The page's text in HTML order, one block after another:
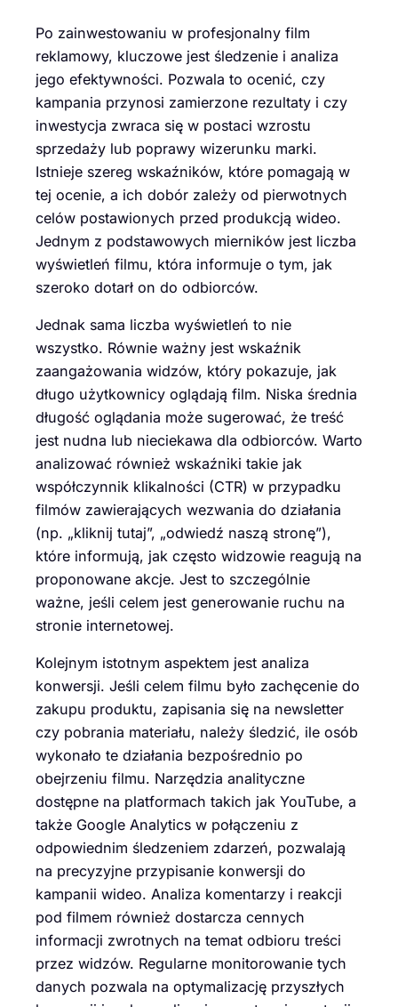
Po zainwestowaniu w profesjonalny film
reklamowy, kluczowe jest śledzenie i analiza
jego efektywności. Pozwala to ocenić, czy
kampania przynosi zamierzone rezultaty i czy
inwestycja zwraca się w postaci wzrostu
sprzedaży lub poprawy wizerunku marki.
Istnieje szereg wskaźników, które pomagają w
tej ocenie, a ich dobór zależy od pierwotnych
celów postawionych przed produkcją wideo.
Jednym z podstawowych mierników jest liczba
wyświetleń filmu, która informuje o tym, jak
szeroko dotarł on do odbiorców.
Jednak sama liczba wyświetleń to nie
wszystko. Równie ważny jest wskaźnik
zaangażowania widzów, który pokazuje, jak
długo użytkownicy oglądają film. Niska średnia
długość oglądania może sugerować, że treść
jest nudna lub nieciekawa dla odbiorców. Warto
analizować również wskaźniki takie jak
współczynnik klikalności (CTR) w przypadku
filmów zawierających wezwania do działania
(np. „kliknij tutaj”, „odwiedź naszą stronę”),
które informują, jak często widzowie reagują na
proponowane akcje. Jest to szczególnie
ważne, jeśli celem jest generowanie ruchu na
stronie internetowej.
Kolejnym istotnym aspektem jest analiza
konwersji. Jeśli celem filmu było zachęcenie do
zakupu produktu, zapisania się na newsletter
czy pobrania materiału, należy śledzić, ile osób
wykonało te działania bezpośrednio po
obejrzeniu filmu. Narzędzia analityczne
dostępne na platformach takich jak YouTube, a
także Google Analytics w połączeniu z
odpowiednim śledzeniem zdarzeń, pozwalają
na precyzyjne przypisanie konwersji do
kampanii wideo. Analiza komentarzy i reakcji
pod filmem również dostarcza cennych
informacji zwrotnych na temat odbioru treści
przez widzów. Regularne monitorowanie tych
danych pozwala na optymalizację przyszłych